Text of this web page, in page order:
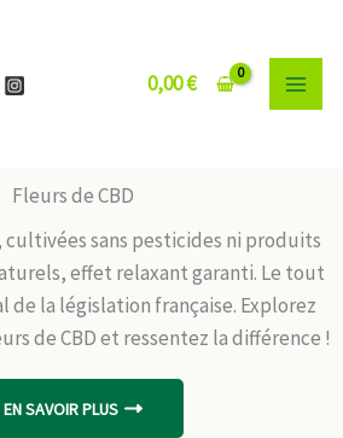
0,00€
Fleurs de CBD
sans pesticides ni produits
effet relaxant garanti. Le tout
de la législation française. Explorez
de CBD et ressentez la différence !
EN SAVOIR PLUS